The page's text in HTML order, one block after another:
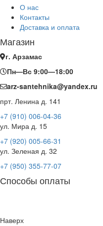
О нас
Контакты
Доставка и оплата
Магазин
г. Арзамас
Пн—Вс 9:00—18:00
arz-santehnika@yandex.ru
прт. Ленина д. 141
+7 (910) 006-04-36
ул. Мира д. 15
+7 (920) 005-66-31
ул. Зеленая д. 32
+7 (950) 355-77-07
Способы оплаты
Наверх